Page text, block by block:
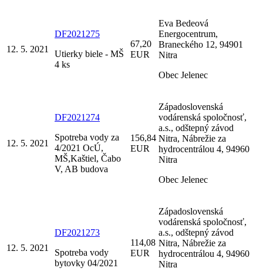
12. 5. 2021
DF2021275
Utierky biele - MŠ
4 ks
67,20
EUR
Eva Bedeová
Energocentrum,
Braneckého 12, 94901
Nitra
Obec Jelenec
12. 5. 2021
DF2021274
Spotreba vody za
4/2021 OcÚ,
MŠ,Kaštiel, Čabo
V, AB budova
156,84
EUR
Západoslovenská
vodárenská spoločnosť,
a.s., odštepný závod
Nitra, Nábrežie za
hydrocentrálou 4, 94960
Nitra
Obec Jelenec
12. 5. 2021
DF2021273
Spotreba vody
bytovky 04/2021
114,08
EUR
Západoslovenská
vodárenská spoločnosť,
a.s., odštepný závod
Nitra, Nábrežie za
hydrocentrálou 4, 94960
Nitra